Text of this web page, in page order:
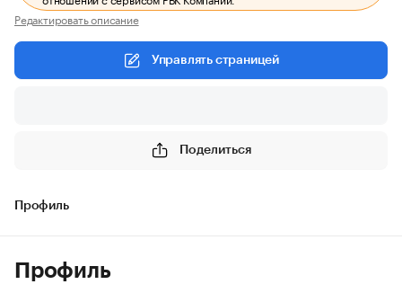
Редактировать описание
Управлять страницей
Поделиться
Профиль
Профиль